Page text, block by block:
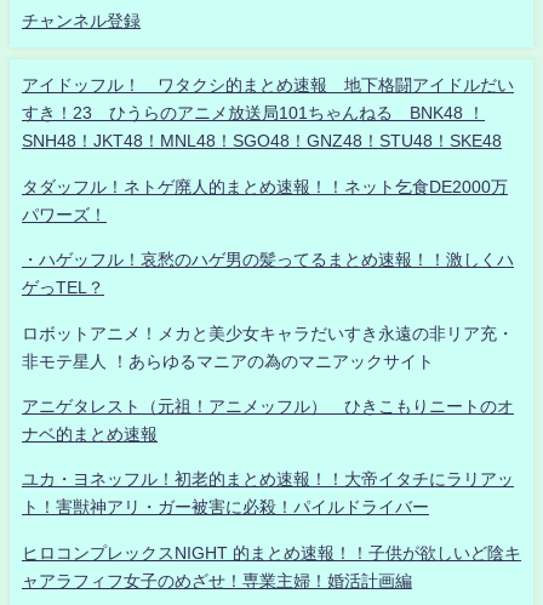
チャンネル登録
アイドッフル！ ワタクシ的まとめ速報 地下格闘アイドルだい
すき！23 ひうらのアニメ放送局101ちゃんねる BNK48 ！
SNH48！JKT48！MNL48！SGO48！GNZ48！STU48！SKE48
タダッフル！ネトゲ廃人的まとめ速報！！ネット乞食DE2000万
パワーズ！
・ハゲッフル！哀愁のハゲ男の髪ってるまとめ速報！！激しくハ
ゲっTEL？
ロボットアニメ！メカと美少女キャラだいすき永遠の非リア充・
非モテ星人 ！あらゆるマニアの為のマニアックサイト
アニゲタレスト（元祖！アニメッフル） ひきこもりニートのオ
ナベ的まとめ速報
ユカ・ヨネッフル！初老的まとめ速報！！大帝イタチにラリアッ
ト！害獣神アリ・ガー被害に必殺！パイルドライバー
ヒロコンプレックスNIGHT 的まとめ速報！！子供が欲しいど陰キ
ャアラフィフ女子のめざせ！専業主婦！婚活計画編